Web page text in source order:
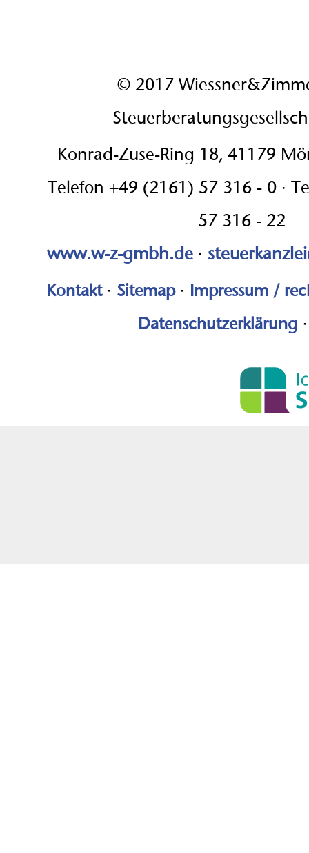
© 2017
Konrad-Zuse-Ring 18, 41179
Telefon +49 (2161) 57 316 - 0 ·
57 316 - 22
www.w-z-gmbh.de·
Kontakt· Sitemap·
Impressum /
Datenschutzerklärung